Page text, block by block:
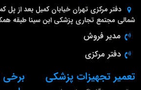
برخی
تعمیر تجهیزات پزشکی
دفتر مرکزی تهران خیابان کمیل بعد از پل
شمالی مجتمع تجاری پزشکی ابن سینا طبقه همکف
مدیر فروش
دفتر مرکزی